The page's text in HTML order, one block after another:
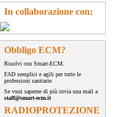
In collaborazione con:
Obbligo ECM?
Risolvi con Smart-ECM.
FAD semplici e agili per tutte le
professioni sanitarie.
Se vuoi saperne di più invia una mail a
staff@smart-ecm.it
RADIOPROTEZIONE